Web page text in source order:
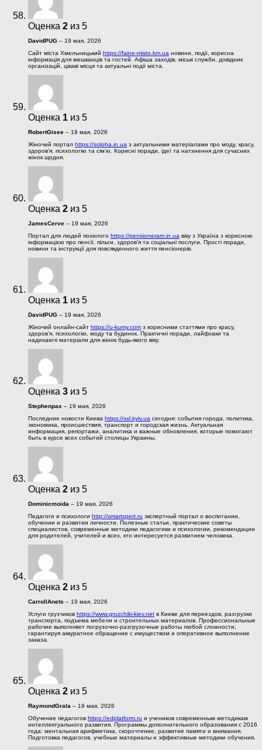
Оценка 2 из 5
DavidPUG – 19 мая, 2026
Сайт міста Хмельницький https://faine-misto.km.ua новини, події, корисна
інформація для мешканців та гостей. Афіша заходів, міські служби, довідник
організацій, цікаві місця та актуальні події міста.
Оценка 1 из 5
RobertGisee – 19 мая, 2026
Жіночий портал https://soloha.in.ua з актуальними матеріалами про моду, красу,
здоров’я, психологію та сім’ю. Корисні поради, ідеї та натхнення для сучасних
жінок щодня.
Оценка 2 из 5
JamesCerve – 19 мая, 2026
Портал для людей похилого https://pensioneram.in.ua віку з Україна з корисною
інформацією про пенсії, пільги, здоров’я та соціальні послуги. Прості поради,
новини та інструкції для повсякденного життя пенсіонерів.
Оценка 1 из 5
DavidPUG – 19 мая, 2026
Жіночий онлайн-сайт https://u-kumy.com з корисними статтями про красу,
здоров’я, психологію, моду та будинок. Практичні поради, лайфхаки та
надихаючі матеріали для жінок будь-якого віку.
Оценка 3 из 5
Stephenpax – 19 мая, 2026
Последние новости Киева https://xxl.kyiv.ua сегодня: события города, политика,
экономика, происшествия, транспорт и городская жизнь. Актуальная
информация, репортажи, аналитика и важные обновления, которые помогают
быть в курсе всех событий столицы Украины.
Оценка 2 из 5
Dominicmoida – 19 мая, 2026
Педагоги и психологи http://smartxpert.ru экспертный портал о воспитании,
обучении и развитии личности. Полезные статьи, практические советы
специалистов, современные методики педагогики и психологии, рекомендации
для родителей, учителей и всех, кто интересуется развитием человека.
Оценка 2 из 5
CarrollAnets – 19 мая, 2026
Услуги грузчиков https://www.gruzchiki-kiev.net в Киеве для переездов, разгрузки
транспорта, подъема мебели и строительных материалов. Профессиональные
рабочие выполняют погрузочно-разгрузочные работы любой сложности,
гарантируя аккуратное обращение с имуществом и оперативное выполнение
заказа.
Оценка 2 из 5
RaymondGrala – 19 мая, 2026
Обучение педагогов https://edplatform.ru и учеников современным методикам
интеллектуального развития. Программы дополнительного образования с 2016
года: ментальная арифметика, скорочтение, развитие памяти и внимания.
Подготовка педагогов, учебные материалы и эффективные методики обучения.